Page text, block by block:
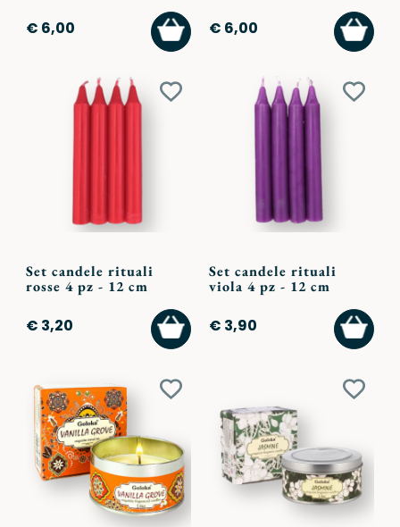
€ 6,00
AGGIUNGI
AL
CARRELLO
€ 6,00
AL
Aggiungi
Set candele rituali
rosse 4 pz - 12 cm
€ 3,20
AGGIUNGI
AL
CARRELLO
Set candele rituali
viola 4 pz - 12 cm
€ 3,90
AL
Aggiungi
preferiti